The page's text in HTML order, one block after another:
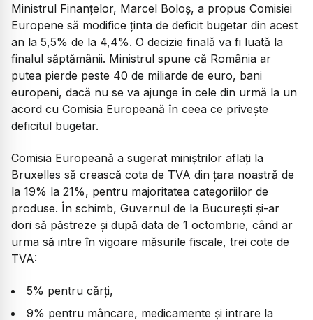
Ministrul Finanțelor, Marcel Boloș, a propus Comisiei
Europene să modifice ținta de deficit bugetar din acest
an la 5,5% de la 4,4%. O decizie finală va fi luată la
finalul săptămânii. Ministrul spune că România ar
putea pierde peste 40 de miliarde de euro, bani
europeni, dacă nu se va ajunge în cele din urmă la un
acord cu Comisia Europeană în ceea ce privește
deficitul bugetar.
Comisia Europeană a sugerat miniștrilor aflați la
Bruxelles să crească cota de TVA din țara noastră de
la 19% la 21%, pentru majoritatea categoriilor de
produse. În schimb, Guvernul de la București și-ar
dori să păstreze și după data de 1 octombrie, când ar
urma să intre în vigoare măsurile fiscale, trei cote de
TVA:
5% pentru cărți,
9% pentru mâncare, medicamente și intrare la